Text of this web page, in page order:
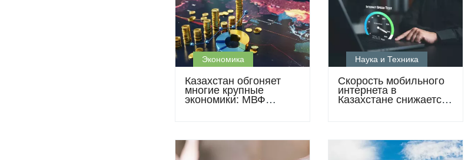
Экономика
Казахстан обгоняет
многие крупные
экономики: МВФ
Наука и Техника
Скорость мобильного
интернета в
Казахстане снижается: